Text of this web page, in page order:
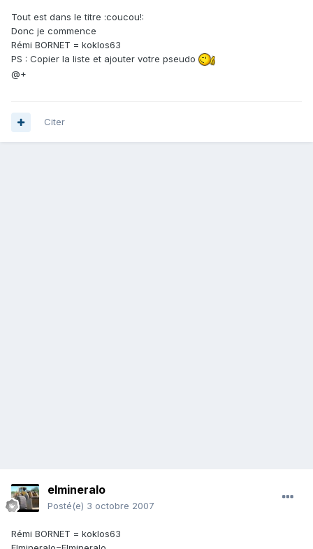
Tout est dans le titre :coucou!:
Donc je commence
Rémi BORNET = koklos63
PS : Copier la liste et ajouter votre pseudo
@+
Citer
elmineralo
Posté(e) 3 octobre 2007
Rémi BORNET = koklos63